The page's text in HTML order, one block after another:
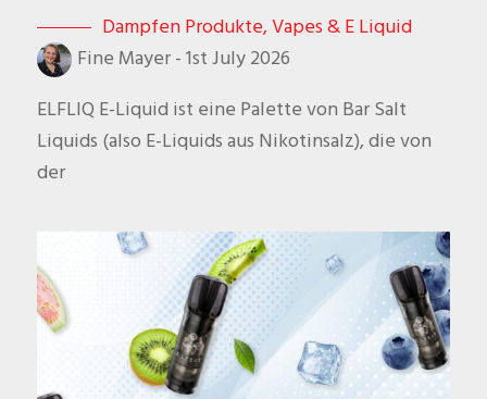
Dampfen Produkte,Vapes & E Liquid
Fine Mayer- 1st July 2026
ELFLIQ E-Liquid ist eine Palette von Bar Salt
Liquids (also E-Liquids aus Nikotinsalz), die von
der